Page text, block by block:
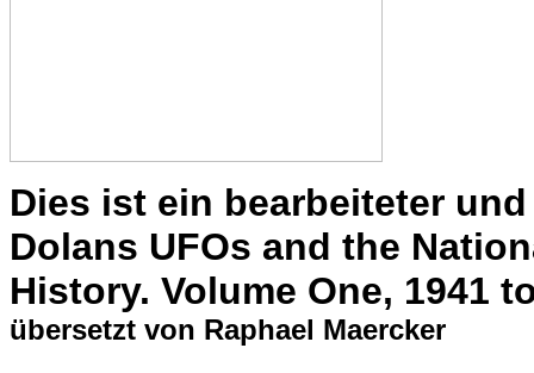
Dies ist ein bearbeiteter
Dolans UFOs and the
History. Volume One, 1941
übersetzt von Raphael Maercker